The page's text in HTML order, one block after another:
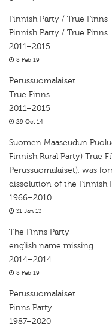
Finnish Party / True Finns
Finnish Party / True Finns
2011–2015
8 Feb 19
Perussuomalaiset
True Finns
2011–2015
29 Oct 14
Suomen Maaseudun
Finnish Rural Party) True
Perussuomalaiset), was
dissolution of the Finnish
1966–2010
31 Jan 13
The Finns Party
english name missing
2014–2014
8 Feb 19
Perussuomalaiset
Finns Party
1987–2020